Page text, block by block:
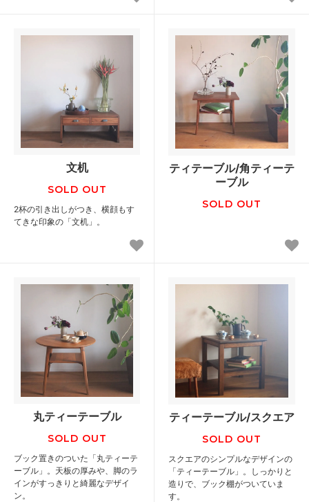
文机
SOLD OUT
2杯の引き出しがつき、横顔もす
てきな印象の「文机」。
ティテーブル/角ティーテ
ーブル
SOLD OUT
丸ティーテーブル
SOLD OUT
ブック置きのついた「丸ティーテ
ーブル」。天板の厚みや、脚のラ
インがすっきりと綺麗なデザイ
ン。
ティーテーブル/スクエア
SOLD OUT
スクエアのシンプルなデザインの
「ティーテーブル」。しっかりと
造りで、ブック棚がついていま
す。